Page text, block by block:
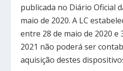
publicada no Diário Oficial
maio de 2020. A LC
entre 28 de maio de 2020 e
2021 não poderá ser
aquisição destes